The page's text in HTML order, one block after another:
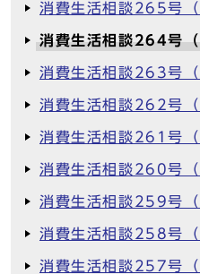
消費生活相談265号
消費生活相談264号
消費生活相談263号
消費生活相談262号
消費生活相談261号
消費生活相談260号
消費生活相談259号
消費生活相談258号
消費生活相談257号